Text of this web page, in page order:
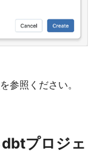
を参照ください。
プロジェ